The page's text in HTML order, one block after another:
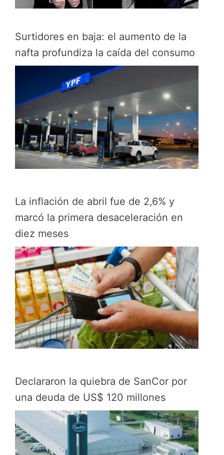
Surtidores en baja: el aumento de la
nafta profundiza la caída del consumo
La inflación de abril fue de 2,6% y
marcó la primera desaceleración en
diez meses
Declararon la quiebra de SanCor por
una deuda de US$ 120 millones